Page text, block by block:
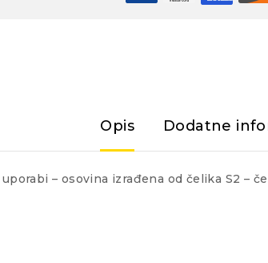
Opis Dodatne
– osovina izrađena od čelika S2 –